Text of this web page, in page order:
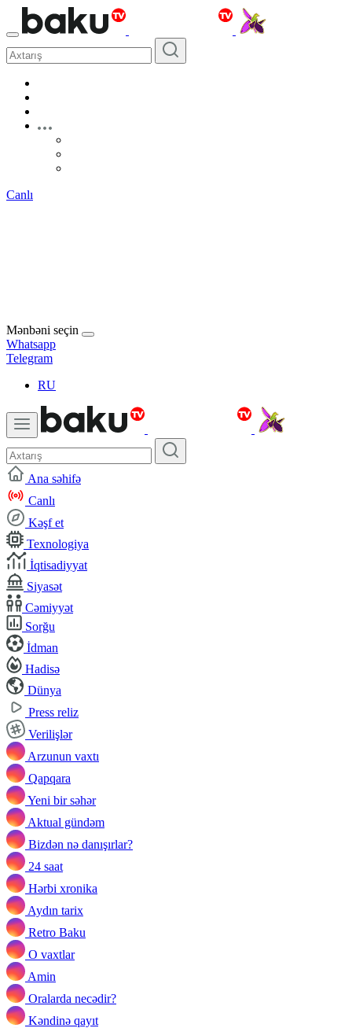
Canlı
Mənbəni seçin
Whatsapp
Telegram
RU
Ana səhifə
Canlı
Kəşf et
Texnologiya
İqtisadiyyat
Siyasət
Cəmiyyət
Sorğu
İdman
Hadisə
Dünya
Press reliz
Verilişlər
Arzunun vaxtı
Qapqara
Yeni bir səhər
Aktual gündəm
Bizdən nə danışırlar?
24 saat
Hərbi xronika
Aydın tarix
Retro Baku
O vaxtlar
Amin
Oralarda necədir?
Kəndinə qayıt